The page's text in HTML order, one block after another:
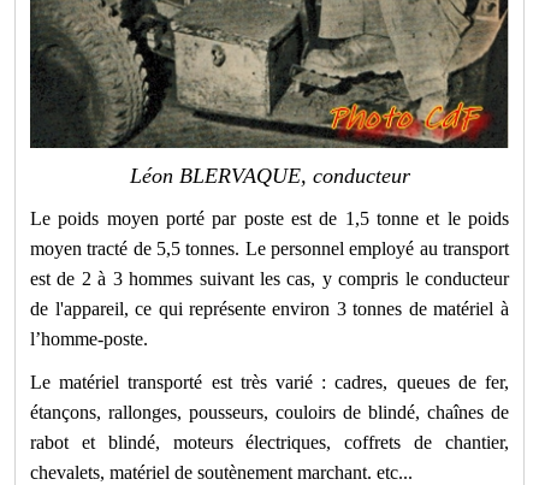
Léon BLERVAQUE, conducteur
Le poids moyen porté par poste est de 1,5 tonne et le poids
moyen tracté de 5,5 tonnes. Le personnel employé au transport
est de 2 à 3 hommes suivant les cas, y compris le conducteur
de l'appareil, ce qui représente environ 3 tonnes de matériel à
l’homme-poste.
Le matériel transporté est très varié : cadres, queues de fer,
étançons, rallonges, pousseurs, couloirs de blindé, chaînes de
rabot et blindé, moteurs électriques, coffrets de chantier,
chevalets, matériel de soutènement marchant. etc...